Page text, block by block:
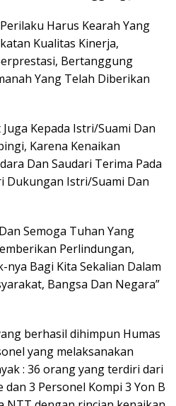
Harus Kearah Yang
Kualitas Kinerja,
Bertanggung
Yang Telah Diberikan
Kepada Istri/Suami Dan
Karena Kenaikan
Dan Saudari Terima Pada
Dukungan Istri/Suami Dan
Semoga Tuhan Yang
Perlindungan,
Bagi Kita Sekalian Dalam
Bangsa Dan Negara”
berhasil dihimpun Humas
yang melaksanakan
: 36 orang yang terdiri dari
dan 3 Personel Kompi 3 Yon B